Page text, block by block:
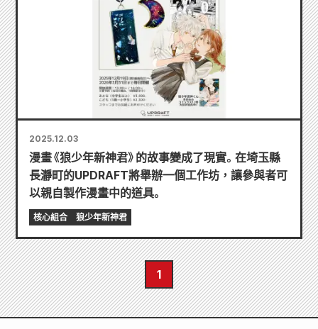
2025.12.03
漫畫《狼少年新神君》的故事變成了現實。在埼玉縣
長瀞町的UPDRAFT將舉辦一個工作坊，讓參與者可
以親自製作漫畫中的道具。
核心組合 狼少年新神君
1